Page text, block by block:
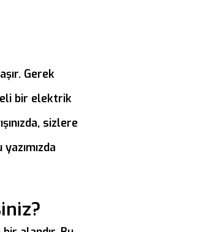
Gerek
bir elektrik
sizlere